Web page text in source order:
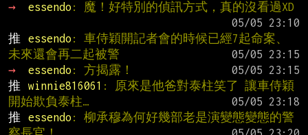
→
essendo : 魔！好特別的偵訊方式，真的沒看過XD
推
essendo : 車侍穎開記者會的時候已經7起命案、
未來還會再二起被警
→
essendo : 方揭露！
推
winnie816061 : 原來是他爸對泰柱笑了 讓車侍穎
開始欺負泰柱…
推
essendo : 柳承穆為何好幾部老是演變態變態的警